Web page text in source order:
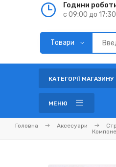
Години
с 09:00 до 17:30
КАТЕГОРІЇ МАГАЗИНУ
МЕНЮ
Головна Аксесуари